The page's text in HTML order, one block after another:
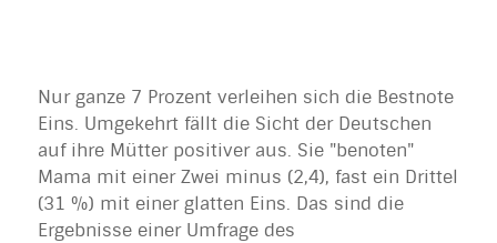
Nur ganze 7 Prozent verleihen sich die Bestnote
Eins. Umgekehrt fällt die Sicht der Deutschen
auf ihre Mütter positiver aus. Sie "benoten"
Mama mit einer Zwei minus (2,4), fast ein Drittel
(31 %) mit einer glatten Eins. Das sind die
Ergebnisse einer Umfrage des